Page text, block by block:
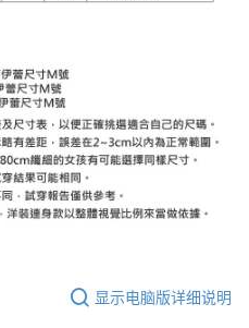
显示电脑版详细说明